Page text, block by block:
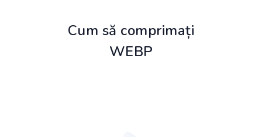
Cum să comprimați
WEBP